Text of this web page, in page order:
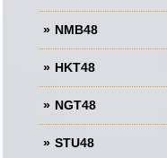
NMB48
HKT48
NGT48
STU48